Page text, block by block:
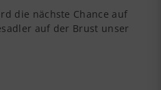
die nächste Chance auf
auf der Brust unser